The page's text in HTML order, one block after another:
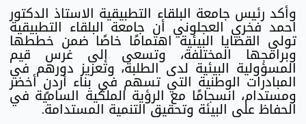
وأكد رئيس جامعة البلقاء التطبيقية الاستاذ الدكتور
احمد فخري العجلوني أن جامعة البلقاء التطبيقية
تولي القضايا البيئية اهتمامًا خاصًا ضمن خططها
وبرامجها المختلفة، وتسعى إلى غرس قيم
المسؤولية البيئية لدى الطلبة، وتعزيز دورهم في
المبادرات الوطنية التي تسهم في بناء أردنٍ أخضر
ومستدام، انسجامًا مع الرؤية الملكية السامية في
الحفاظ على البيئة وتحقيق التنمية المستدامة.